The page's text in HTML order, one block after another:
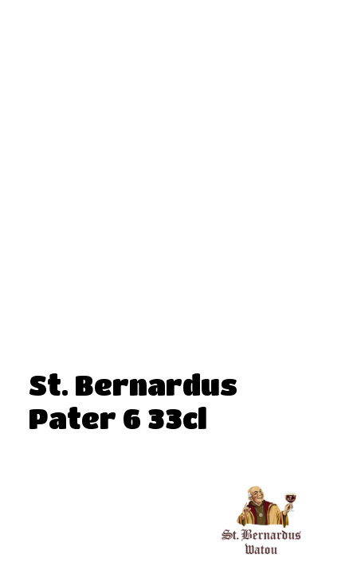
St. Bernardus
Pater 6 33cl